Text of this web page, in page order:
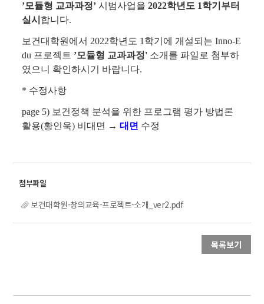
’모듈형 교과과정’시범사업을2022학년도 1학기부터
실시 합니다.
보건대학원에서 2022학년도 1학기에 개설되는 Inno-E
du 프로젝트 ’모듈형 교과과정' 소개를 파일로 첨부하
였으니 확인하시기 바랍니다.
* 수정사항
page 5) 보건정책 분석을 위한 프로그램 평가 방법론
활용(황인욱) 비대면 →대면 수정
보건대학원-창의교육-프로젝트-소개_ver2.pdf
목록보기